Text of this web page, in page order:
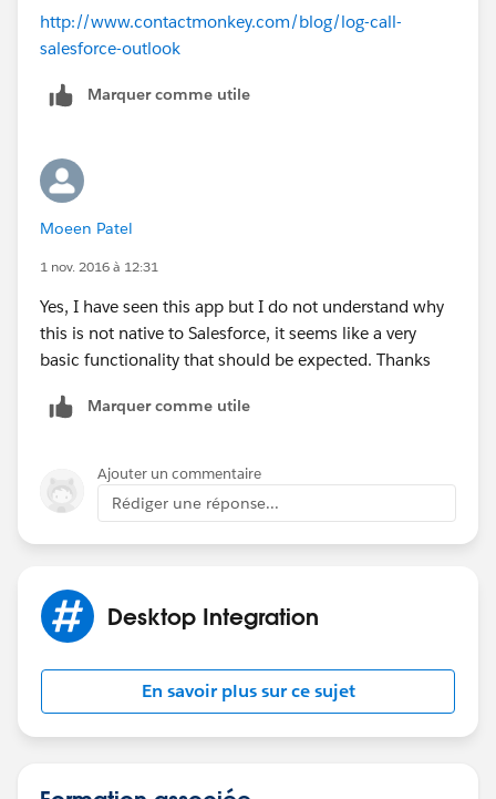
http://www.contactmonkey.com/blog/log-call-
salesforce-outlook
Marquer comme utile
Moeen Patel
1 nov. 2016 à 12:31
Yes, I have seen this app but I do not understand why
this is not native to Salesforce, it seems like a very
basic functionality that should be expected. Thanks
Marquer comme utile
Ajouter un commentaire
Rédiger une réponse...
Desktop Integration
En savoir plus sur ce sujet